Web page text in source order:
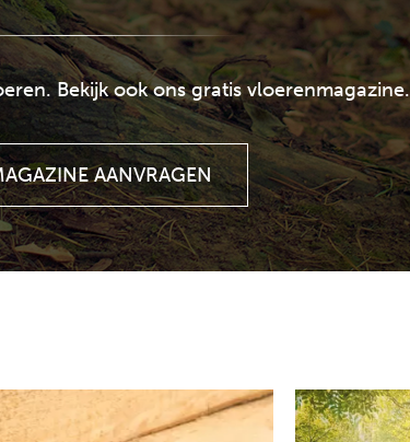
Bekijk ook ons gratis vloerenmagazine.
AANVRAGEN
AANVRAGEN